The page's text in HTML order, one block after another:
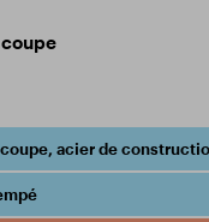
coupe, acier de